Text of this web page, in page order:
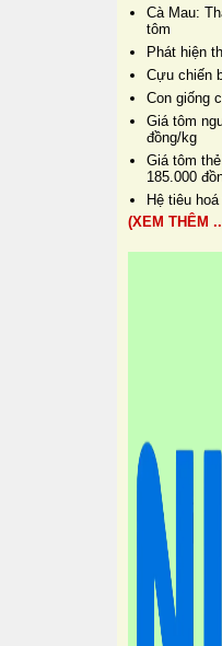
Cà Mau:
tôm
Phát hiện
Cựu chiến
Con giống
Giá tôm
đồng/kg
Giá tôm
185.000
Hệ tiêu
(XEM THÊM